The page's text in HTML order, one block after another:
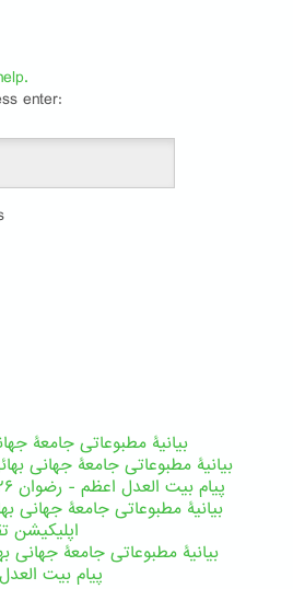
enter:
بیانیۀ مطبوعاتی جامعۀ جهانی
بیانیۀ مطبوعاتی جامعۀ جهانی بهائی - ۸
پیام بیت العدل اعظم - رضوان ۲۰۲۶ میلادی (۱۸۳بدیع)
بیانیۀ مطبوعاتی جامعۀ جهانی بهائی - ۱۹
اپلیکیشن
بیانیۀ مطبوعاتی جامعۀ جهانی بهائی - ۴
پیام بیت العدل اعظم -